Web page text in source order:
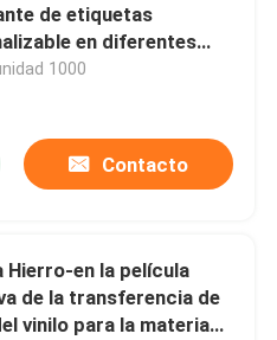
de etiquetas
en diferentes
1000
Contacto
Hierro-en la película
de la transferencia de
vinilo para la materia